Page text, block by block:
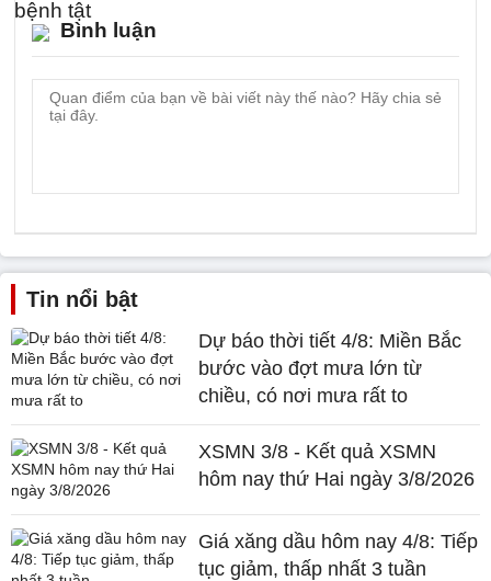
Bình luận
Tin nổi bật
Dự báo thời tiết 4/8: Miền Bắc
bước vào đợt mưa lớn từ
chiều, có nơi mưa rất to
XSMN 3/8 - Kết quả XSMN
hôm nay thứ Hai ngày 3/8/2026
Giá xăng dầu hôm nay 4/8: Tiếp
tục giảm, thấp nhất 3 tuần